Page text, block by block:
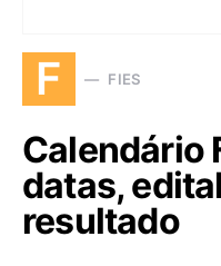
F FIES
Calendário
datas,
resultado